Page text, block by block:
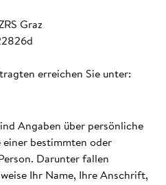
Graz
erreichen Sie unter:
Angaben über persönliche
bestimmten oder
Darunter fallen
Ihr Name, Ihre Anschrift,